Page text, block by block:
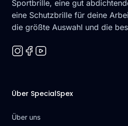
Sportbrille, eine gut
eine Schutzbrille für deine
die größte Auswahl und die
Über SpecialSpex
Über uns